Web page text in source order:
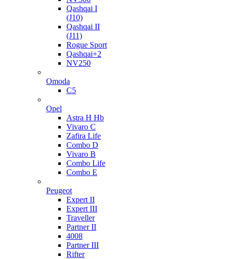
Qashqai I
(J10)
Qashqai II
(J11)
Rogue Sport
Qashqai+2
NV250
Omoda
C5
Opel
Astra H Hb
Vivaro C
Zafira Life
Combo D
Vivaro B
Combo Life
Combo E
Peugeot
Expert II
Expert III
Traveller
Partner II
4008
Partner III
Rifter